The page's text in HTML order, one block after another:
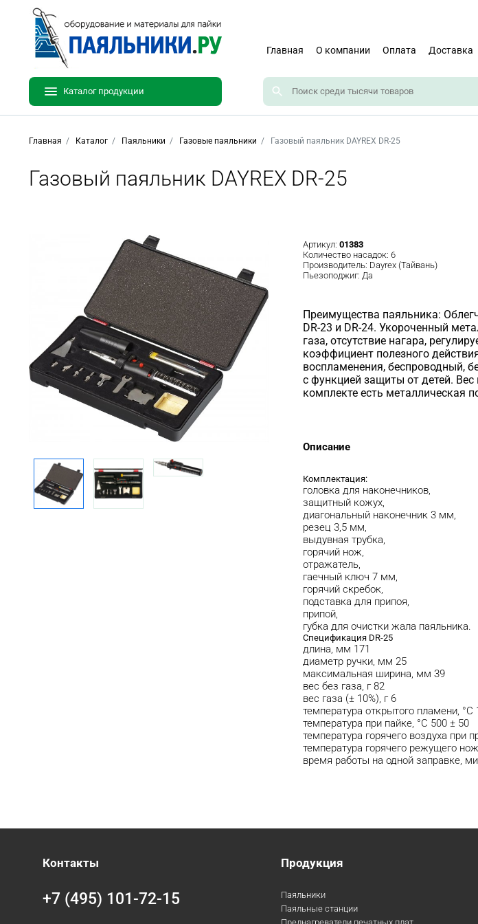
Главная О компании Оплата Доставка
Каталог продукции
Главная Каталог Паяльники Газовые паяльники Газовый паяльник DAYREX DR-25
Газовый паяльник DAYREX DR-25
Артикул: 01383
Количество насадок: 6
Производитель: Dayrex (Тайвань)
Пьезоподжиг: Да
Преимущества паяльника:
DR-23 и DR-24. Укороченный
газа, отсутствие нагара,
коэффициент полезного
воспламенения, беспроводный,
с функцией защиты от детей. Вес
комплекте есть металлическая
Описание
Комплектация:
головка для наконечников,
защитный кожух,
диагональный наконечник 3 мм,
резец 3,5 мм,
выдувная трубка,
горячий нож,
отражатель,
гаечный ключ 7 мм,
горячий скребок,
подставка для припоя,
припой,
губка для очистки жала паяльника.
Спецификация DR-25
длина, мм 171
диаметр ручки, мм 25
максимальная ширина, мм 39
вес без газа, г 82
вес газа (± 10%), г 6
температура открытого пламени, °С
температура при пайке, °С 500 ± 50
температура горячего воздуха при
температура горячего режущего
время работы на одной заправке,
Контакты
+7 (495) 101-72-15
Продукция
Паяльники
Паяльные станции